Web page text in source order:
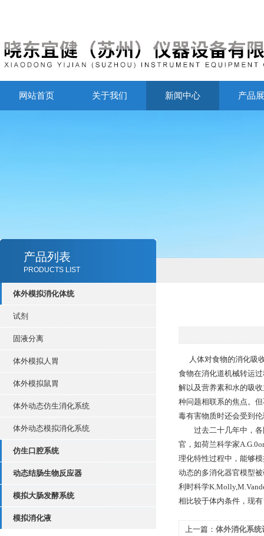
网站首页 关于我们 新闻中心 产品
产品列表
PRODUCTS LIST
体外模拟消化体统
试剂
固液分离
体外模拟人胃
体外模拟鼠胃
体外动态仿生消化系统
体外动态模拟消化系统
仿生口腔系统
动态结肠生物反应器
模拟大肠发酵系统
模拟消化液
人体对食物的消化吸收
食物在消化道机械转运
解以及营养素和水的吸
种问题相联系的焦点。
毒有害物质时还会受到
过去二十几年中，各
官，如荷兰科学家
理化特性过程中，能够
动态的多消化器官模型
利时科学
相比较于体内条件，现
上一篇： 体外消化系统